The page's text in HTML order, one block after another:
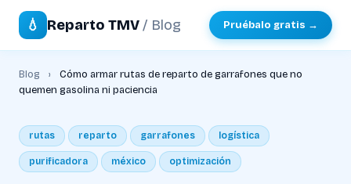
💧 Reparto TMV/ Blog Pruébalo gratis →
Blog ›
Cómo armar rutas de reparto de garrafones que no
quemen gasolina ni paciencia
rutas reparto garrafones logística
purificadora méxico optimización